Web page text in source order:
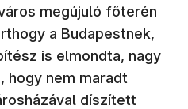
megújuló főterén
a Budapestnek,
meg)is elmondta, nagy
hogy nem maradt
díszített